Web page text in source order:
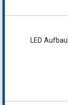
LED